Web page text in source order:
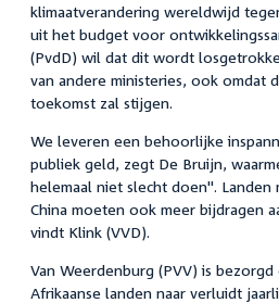
klimaatverandering wereldwijd
uit het budget voor
(PvdD) wil dat dit wordt
van andere ministeries, ook omdat
toekomst zal stijgen.
We leveren een behoorlijke
publiek geld, zegt De Bruijn,
helemaal niet slecht doen".
China moeten ook meer bijdragen
vindt Klink (VVD).
Van Weerdenburg (PVV) is
Afrikaanse landen naar verluidt